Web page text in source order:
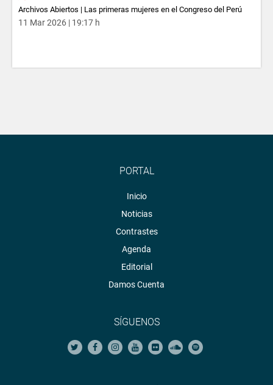
Archivos Abiertos | Las primeras mujeres en el Congreso del Perú
11 Mar 2026 | 19:17 h
PORTAL
Inicio
Noticias
Contrastes
Agenda
Editorial
Damos Cuenta
SÍGUENOS